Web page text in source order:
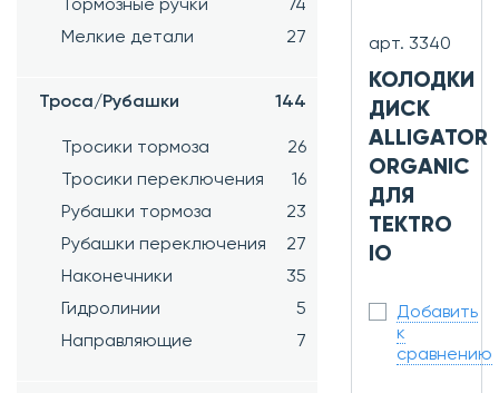
Тормозные ручки
74
Мелкие детали
27
Троса/Рубашки 144
Тросики тормоза
26
Тросики переключения
16
Рубашки тормоза
23
Рубашки переключения
27
Наконечники
35
Гидролинии
5
Направляющие
7
арт. 3340
КОЛОДКИ
ДИСК
ALLIGATOR
ORGANIC
ДЛЯ
TEKTRO
IO
Добавить
к
сравнению